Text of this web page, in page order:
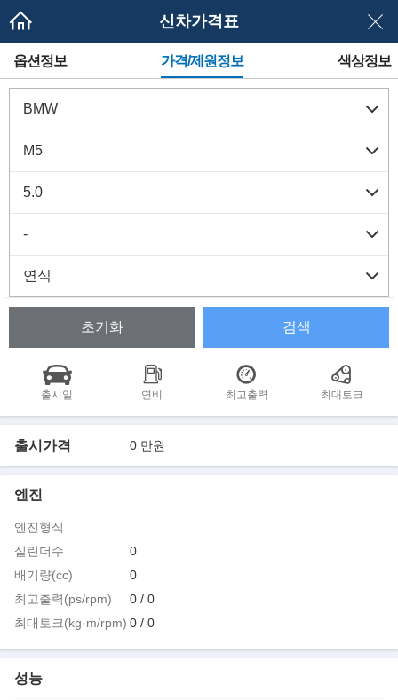
신차가격표
메
뉴
네
이
이
옵션정보 가격/제원정보 색상정보
초기화 검색
출시일 연비 최고출력 최대토크
출시가격 0 만원
엔진
엔진형식
실린더수
0
배기량(cc)
0
최고출력(ps/rpm)
0 / 0
최대토크(kg·m/rpm) 0 / 0
성능